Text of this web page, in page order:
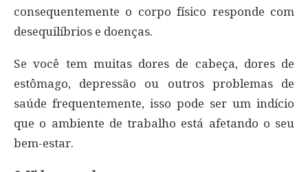
consequentemente o corpo físico responde com
desequilíbrios e doenças.
Se você tem muitas dores de cabeça, dores de
estômago, depressão ou outros problemas de
saúde frequentemente, isso pode ser um indício
que o ambiente de trabalho está afetando o seu
bem-estar.